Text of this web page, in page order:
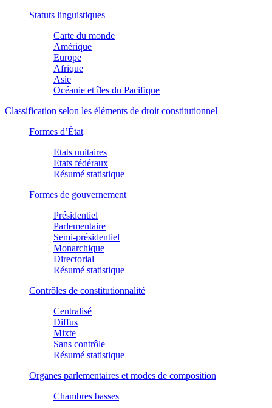
Statuts linguistiques
Carte du monde
Amérique
Europe
Afrique
Asie
Océanie et îles du Pacifique
Classification selon les éléments de droit constitutionnel
Formes d’État
Etats unitaires
Etats fédéraux
Résumé statistique
Formes de gouvernement
Présidentiel
Parlementaire
Semi-présidentiel
Monarchique
Directorial
Résumé statistique
Contrôles de constitutionnalité
Centralisé
Diffus
Mixte
Sans contrôle
Résumé statistique
Organes parlementaires et modes de composition
Chambres basses